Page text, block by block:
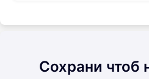
Сохрани чтоб